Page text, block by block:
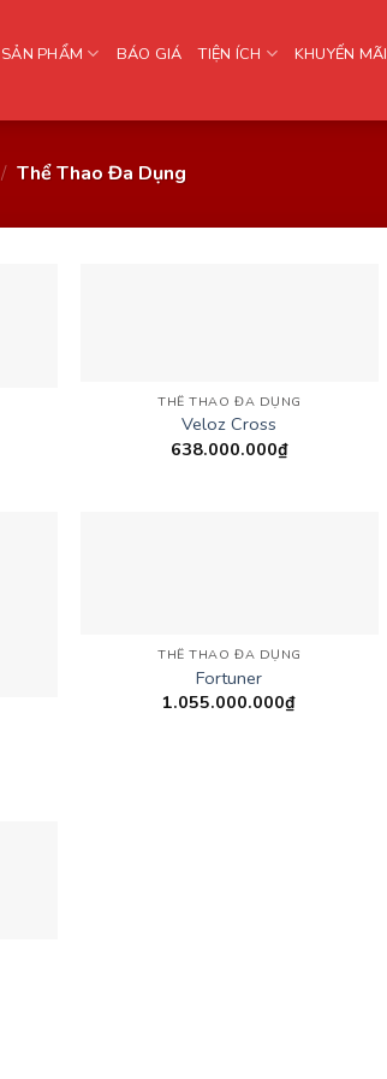
SẢN PHẨM BÁO GIÁ TIỆN ÍCH KHUYẾN MÃI
/ Thể Thao Đa Dụng
THỂ THAO ĐA DỤNG
Veloz Cross
638.000.000₫
THỂ THAO ĐA DỤNG
Fortuner
1.055.000.000₫